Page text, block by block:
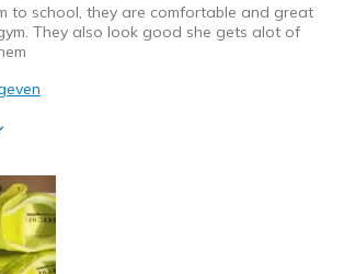
to school, they are comfortable and great
They also look good she gets alot of